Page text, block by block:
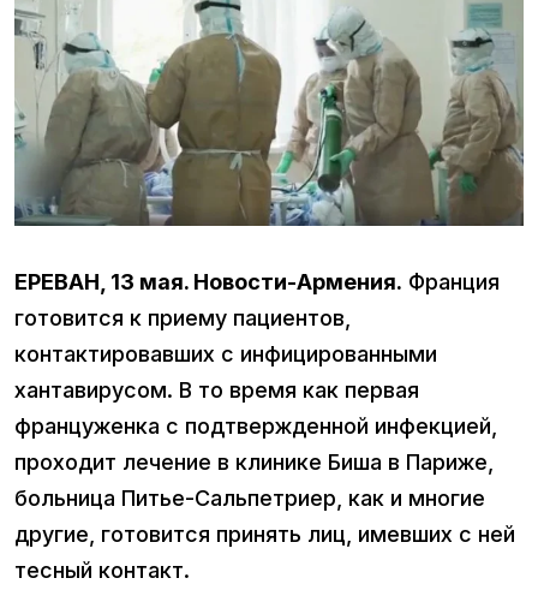
ЕРЕВАН, 13 мая. Новости-Армения. Франция
готовится к приему пациентов,
контактировавших с инфицированными
хантавирусом. В то время как первая
француженка с подтвержденной инфекцией,
проходит лечение в клинике Биша в Париже,
больница Питье-Сальпетриер, как и многие
другие, готовится принять лиц, имевших с ней
тесный контакт.